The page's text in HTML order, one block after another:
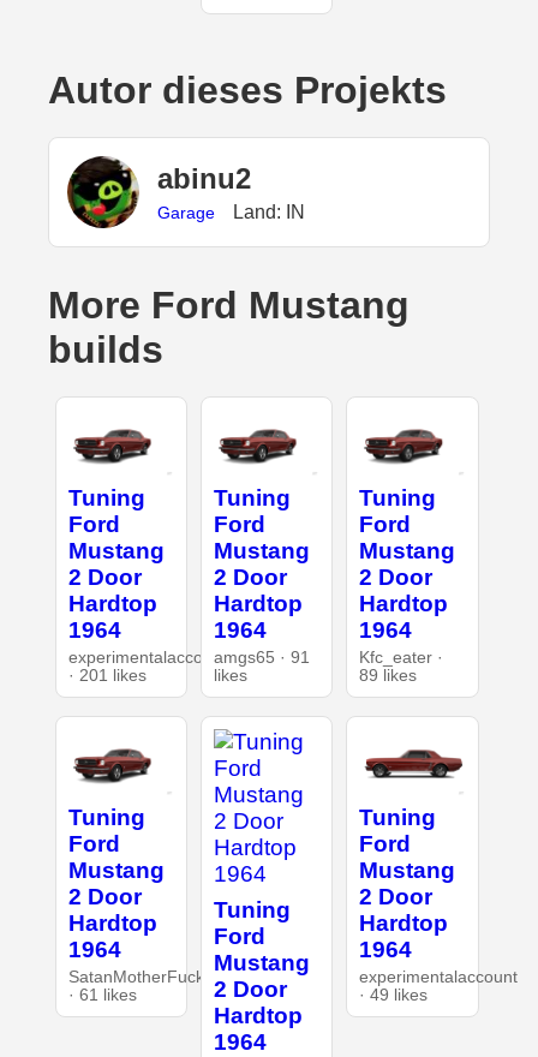
Autor dieses Projekts
abinu2
Garage Land: IN
More Ford Mustang
builds
Tuning
Ford
Mustang
2 Door
Hardtop
1964
experimentalaccount
· 201 likes
Tuning
Ford
Mustang
2 Door
Hardtop
1964
amgs65 · 91
likes
Tuning
Ford
Mustang
2 Door
Hardtop
1964
Kfc_eater ·
89 likes
Tuning
Ford
Mustang
2 Door
Hardtop
1964
SatanMotherFucker
· 61 likes
Tuning
Ford
Mustang
2 Door
Hardtop
1964
Tuning
Ford
Mustang
2 Door
Hardtop
1964
experimentalaccount
· 49 likes